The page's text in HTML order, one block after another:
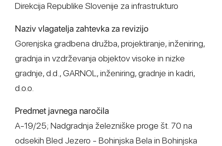
Direkcija Republike Slovenije za infrastrukturo
Naziv vlagatelja zahtevka za revizijo
Gorenjska gradbena družba, projektiranje, inženiring,
gradnja in vzdrževanja objektov visoke in nizke
gradnje, d.d., GARNOL, inženiring, gradnje in kadri,
d.o.o.
Predmet javnega naročila
A-19/25; Nadgradnja železniške proge št. 70 na
odsekih Bled Jezero - Bohinjska Bela in Bohinjska